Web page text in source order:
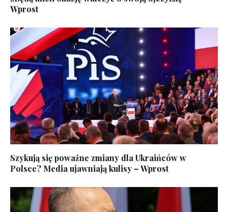
Wprost
Szykują się poważne zmiany dla Ukraińców w
Polsce? Media ujawniają kulisy – Wprost